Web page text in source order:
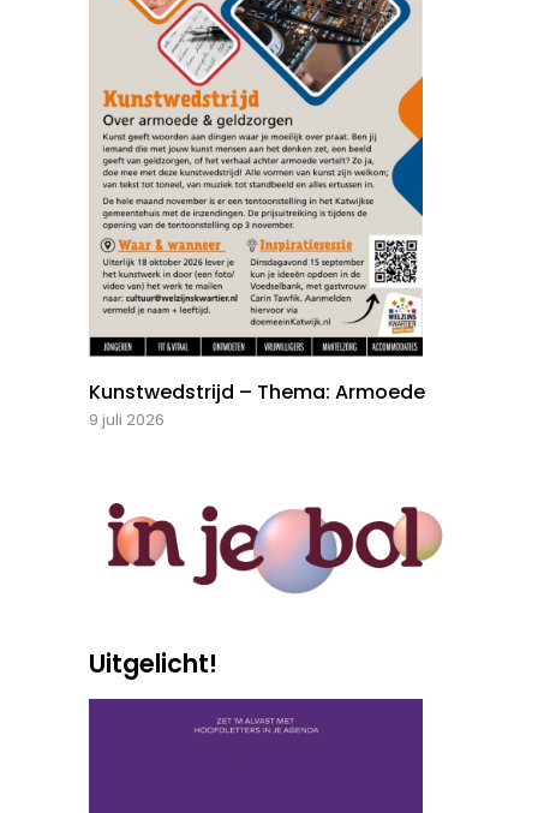
Kunstwedstrijd – Thema: Armoede
9 juli 2026
Uitgelicht!